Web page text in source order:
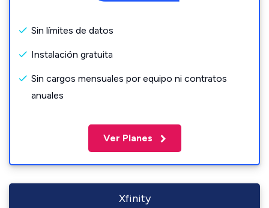
Sin límites de datos
Instalación gratuita
Sin cargos mensuales por equipo ni contratos
anuales
Ver Planes
Xfinity